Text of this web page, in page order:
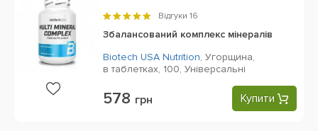
Tablets
Відгуки 16
Збалансований комплекс мінералів
Biotech USA Nutrition, Угорщина,
в таблетках, 100, Універсальні
578 грн Купити